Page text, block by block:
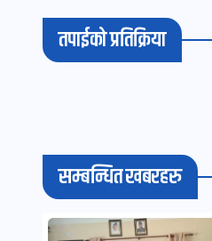
तपाईको प्रतिक्रिया
सम्बन्धित खबरहरु